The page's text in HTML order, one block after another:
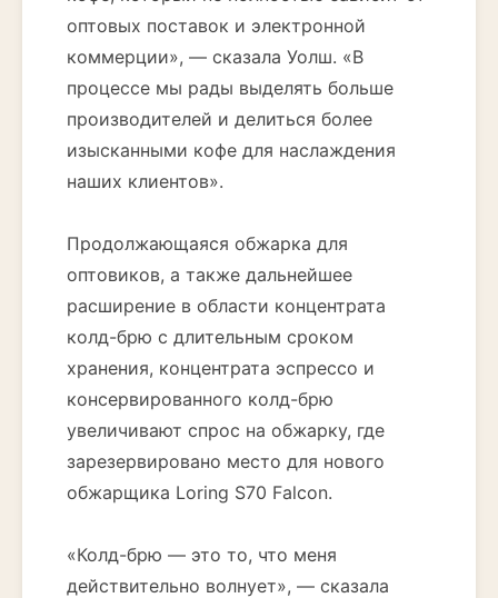
оптовых поставок и электронной
коммерции», — сказала Уолш. «В
процессе мы рады выделять больше
производителей и делиться более
изысканными кофе для наслаждения
наших клиентов».
Продолжающаяся обжарка для
оптовиков, а также дальнейшее
расширение в области концентрата
колд-брю с длительным сроком
хранения, концентрата эспрессо и
консервированного колд-брю
увеличивают спрос на обжарку, где
зарезервировано место для нового
обжарщика Loring S70 Falcon.
«Колд-брю — это то, что меня
действительно волнует», — сказала